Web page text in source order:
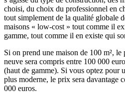
choisi, du choix du professionnel en
tout simplement de la qualité globale
maisons « low-cost » tout comme il
gamme, tout comme il en existe qui
Si on prend une maison de 100 m²,
neuve sera compris entre 100 000
(haut de gamme). Si vous optez pour
plus moderne, le prix sera davantage
000 euros.